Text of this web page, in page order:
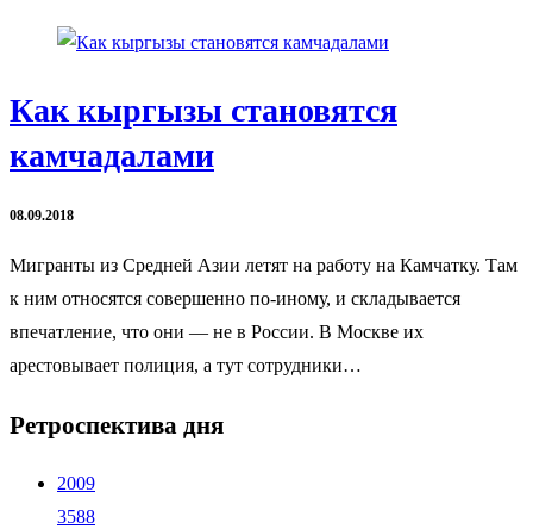
Как кыргызы становятся
камчадалами
08.09.2018
Мигранты из Средней Азии летят на работу на Камчатку. Там
к ним относятся совершенно по-иному, и складывается
впечатление, что они — не в России. В Москве их
арестовывает полиция, а тут сотрудники…
Ретроспектива дня
2009
3588